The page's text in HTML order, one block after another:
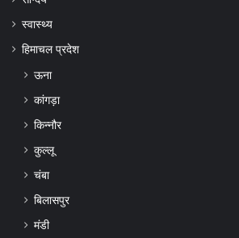
स्वास्थ्य
हिमाचल प्रदेश
ऊना
कांगड़ा
किन्नौर
कुल्लू
चंबा
बिलासपुर
मंडी